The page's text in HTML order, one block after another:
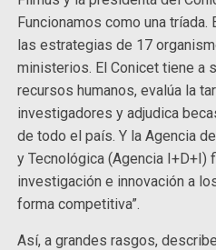
Funcionamos como una
las estrategias de 17
ministerios. El Conicet tiene a
recursos humanos, evalúa la
investigadores y adjudica
de todo el país. Y la Agencia
y Tecnológica (Agencia I+D+I)
investigación e innovación a
forma competitiva”.
Así, a grandes rasgos,